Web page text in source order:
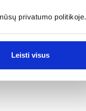
privatumo politikoje.
Leisti visus